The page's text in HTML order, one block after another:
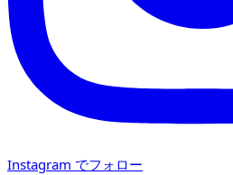
Instagram でフォロー